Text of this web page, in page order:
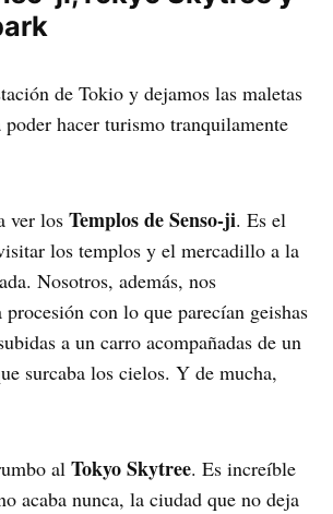
de Tokio y dejamos las maletas
poder hacer turismo tranquilamente
ver losTemplos de Senso-ji. Es el
los templos y el mercadillo a la
Nosotros, además, nos
procesión con lo que parecían geishas
a un carro acompañadas de un
surcaba los cielos. Y de mucha,
alTokyo Skytree. Es increíble
acaba nunca, la ciudad que no deja